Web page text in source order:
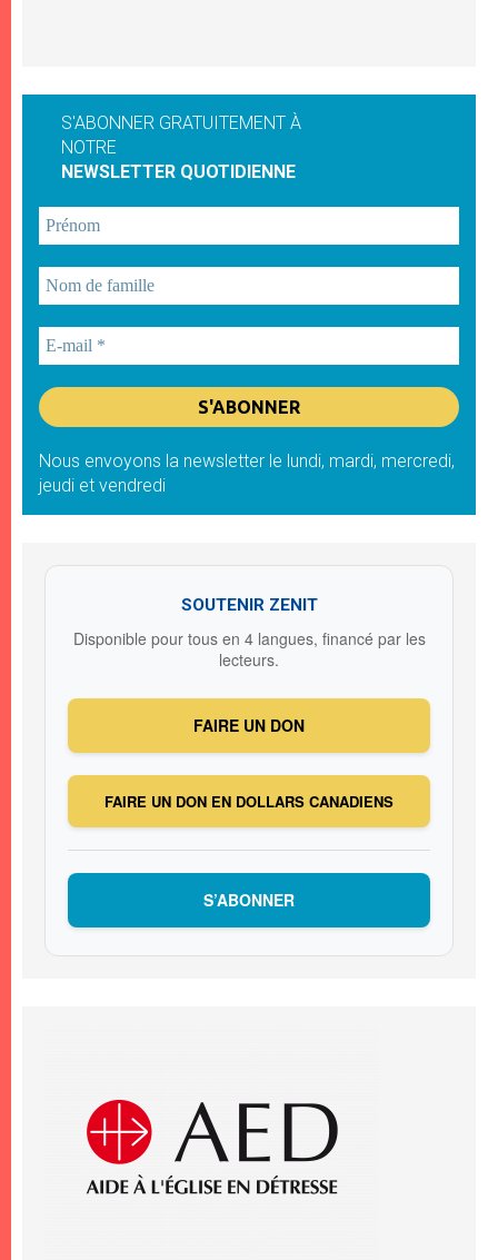
S'ABONNER GRATUITEMENT À
NOTRE
NEWSLETTER QUOTIDIENNE
Nous envoyons la newsletter le lundi, mardi, mercredi,
jeudi et vendredi
SOUTENIR ZENIT
Disponible pour tous en 4 langues, financé par les
lecteurs.
FAIRE UN DON
FAIRE UN DON EN DOLLARS CANADIENS
S’ABONNER